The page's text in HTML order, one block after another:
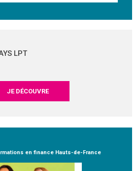
LPT
JE DÉCOUVRE
en finance Hauts-de-France